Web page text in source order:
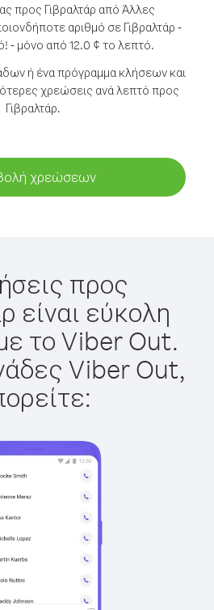
προς Γιβραλτάρ από Άλλες
αριθμό σε Γιβραλτάρ -
- μόνο από 12.0 ¢ το λεπτό.
ή ένα πρόγραμμα κλήσεων και
χρεώσεις ανά λεπτό προς
Γιβραλτάρ.
χρεώσεων
προς
είναι εύκολη
το Viber Out.
Viber Out,